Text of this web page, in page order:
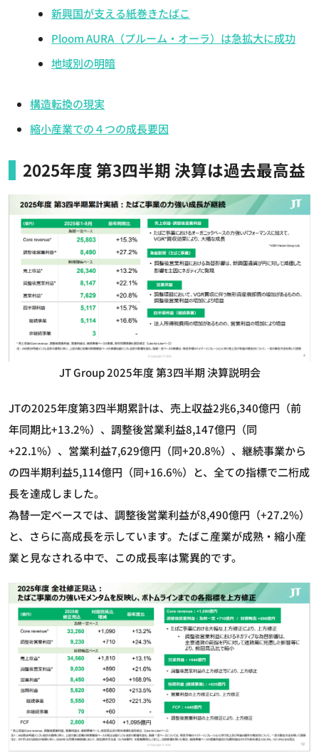
新興国が支える紙巻きたばこ
Ploom AURA（プルーム・オーラ）は急拡大に成功
地域別の明暗
構造転換の現実
縮小産業での４つの成長要因
2025年度 第3四半期 決算は過去最高益
JT Group 2025年度 第3四半期 決算説明会
JTの2025年度第3四半期累計は、売上収益2兆6,340億円（前
年同期比+13.2%）、調整後営業利益8,147億円（同
+22.1%）、営業利益7,629億円（同+20.8%）、継続事業から
の四半期利益5,114億円（同+16.6%）と、全ての指標で二桁成
長を達成しました。
為替一定ベースでは、調整後営業利益が8,490億円（+27.2%）
と、さらに高成長を示しています。たばこ産業が成熟・縮小産
業と見なされる中で、この成長率は驚異的です。